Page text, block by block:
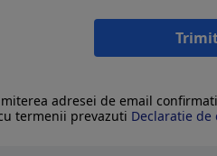
adresei de email
termenii prevazuti Declaratie de